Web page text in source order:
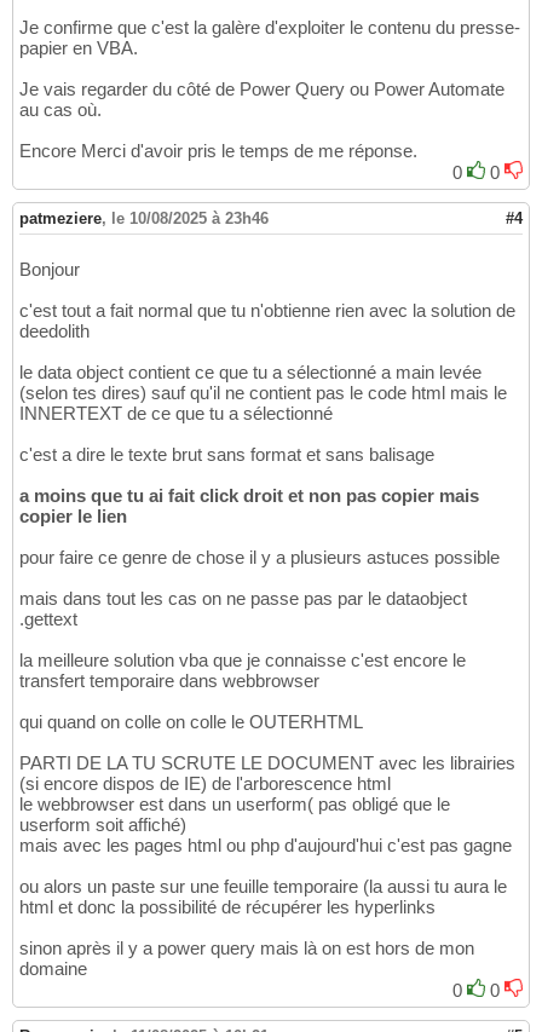
Je confirme que c'est la galère d'exploiter le contenu du presse-
papier en VBA.
Je vais regarder du côté de Power Query ou Power Automate
au cas où.
Encore Merci d'avoir pris le temps de me réponse.
0
0
patmeziere, le 10/08/2025 à 23h46 #4
Bonjour
c'est tout a fait normal que tu n'obtienne rien avec la solution de
deedolith
le data object contient ce que tu a sélectionné a main levée
(selon tes dires) sauf qu'il ne contient pas le code html mais le
INNERTEXT de ce que tu a sélectionné
c'est a dire le texte brut sans format et sans balisage
a moins que tu ai fait click droit et non pas copier mais
copier le lien
pour faire ce genre de chose il y a plusieurs astuces possible
mais dans tout les cas on ne passe pas par le dataobject
.gettext
la meilleure solution vba que je connaisse c'est encore le
transfert temporaire dans webbrowser
qui quand on colle on colle le OUTERHTML
PARTI DE LA TU SCRUTE LE DOCUMENT avec les librairies
(si encore dispos de IE) de l'arborescence html
le webbrowser est dans un userform( pas obligé que le
userform soit affiché)
mais avec les pages html ou php d'aujourd'hui c'est pas gagne
ou alors un paste sur une feuille temporaire (la aussi tu aura le
html et donc la possibilité de récupérer les hyperlinks
sinon après il y a power query mais là on est hors de mon
domaine
0
0